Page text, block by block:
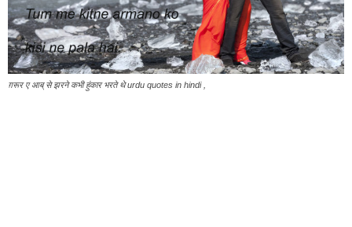
ग़रूर ए आब् से झरने कभी हुंकार भरते थे urdu quotes in hindi ,